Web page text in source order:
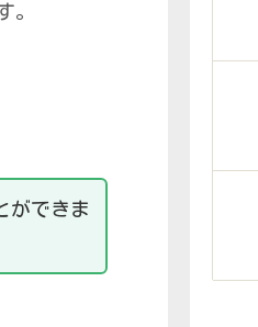
。
ができま